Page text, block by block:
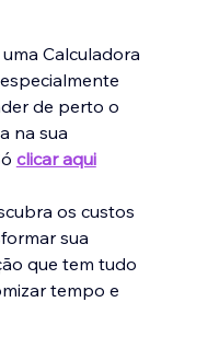
Calculadora
de perto o
na sua
clicar aqui
os custos
sua
que tem tudo
tempo e